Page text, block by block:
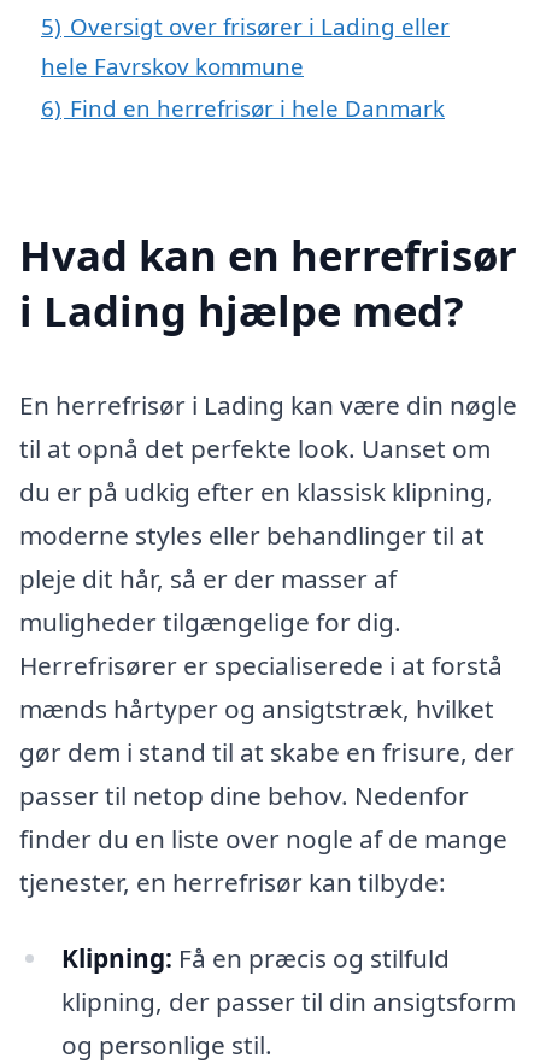
5) Oversigt over frisører i Lading eller
hele Favrskov kommune
6) Find en herrefrisør i hele Danmark
Hvad kan en herrefrisør
i Lading hjælpe med?
En herrefrisør i Lading kan være din nøgle
til at opnå det perfekte look. Uanset om
du er på udkig efter en klassisk klipning,
moderne styles eller behandlinger til at
pleje dit hår, så er der masser af
muligheder tilgængelige for dig.
Herrefrisører er specialiserede i at forstå
mænds hårtyper og ansigtstræk, hvilket
gør dem i stand til at skabe en frisure, der
passer til netop dine behov. Nedenfor
finder du en liste over nogle af de mange
tjenester, en herrefrisør kan tilbyde:
Klipning: Få en præcis og stilfuld
klipning, der passer til din ansigtsform
og personlige stil.